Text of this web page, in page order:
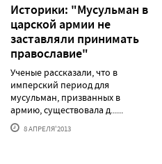
Историки: "Мусульман в
царской армии не
заставляли принимать
православие"
Ученые рассказали, что в
имперский период для
мусульман, призванных в
армию, существовала д......
8 АПРЕЛЯ'2013